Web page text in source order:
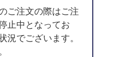
ご注文の際はご注
止中となってお
況でございます。